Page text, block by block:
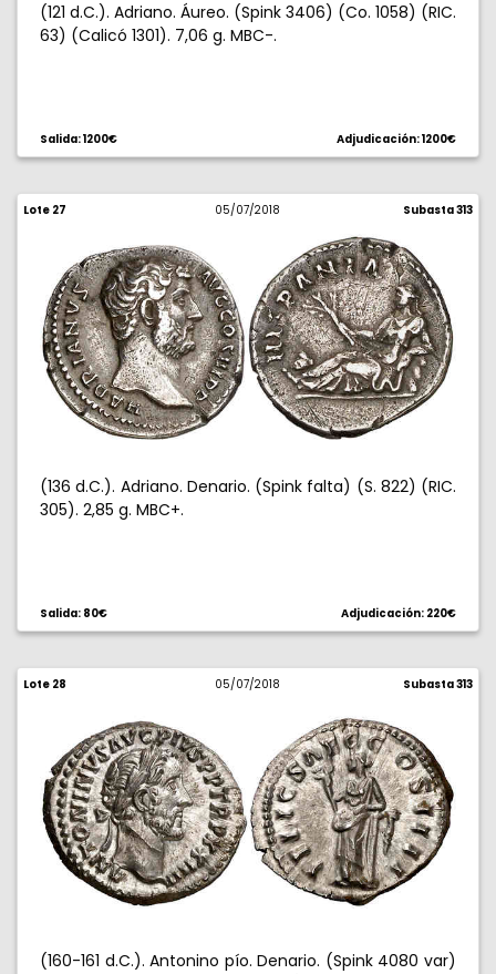
(121 d.C.). Adriano. Áureo. (Spink 3406) (Co. 1058) (RIC.
63) (Calicó 1301). 7,06 g. MBC-.
Salida: 1200€ Adjudicación: 1200€
Lote 27 05/07/2018 Subasta 313
(136 d.C.). Adriano. Denario. (Spink falta) (S. 822) (RIC.
305). 2,85 g. MBC+.
Salida: 80€ Adjudicación: 220€
Lote 28 05/07/2018 Subasta 313
(160-161 d.C.). Antonino pío. Denario. (Spink 4080 var)